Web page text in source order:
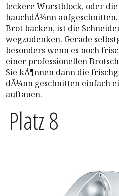
leckere Wurstblock, oder die
hauchdÃ¼nn
Brot backen, ist die
wegzudenken. Gerade
besonders wenn es noch
einer professionellen
Sie kÃ¶nnen dann die
dÃ¼nn geschnitten einfach
auftauen.
Platz 8